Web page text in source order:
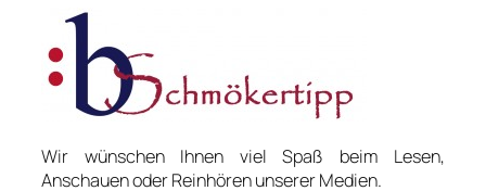
Wir wünschen Ihnen viel Spaß beim Lesen,
Anschauen oder Reinhören unserer Medien.